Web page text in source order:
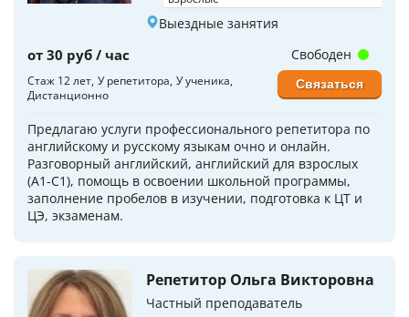
Выездные занятия
от 30 руб / час
Стаж 12 лет У репетитора У ученика
Дистанционно
Предлагаю услуги профессионального репетитора по
английскому и русскому языкам очно и онлайн.
Разговорный английский, английский для взрослых
(А1-С1), помощь в освоении школьной программы,
заполнение пробелов в изучении, подготовка к ЦТ и
ЦЭ, экзаменам.
Свободен
Связаться
Репетитор Ольга Викторовна
Частный преподаватель